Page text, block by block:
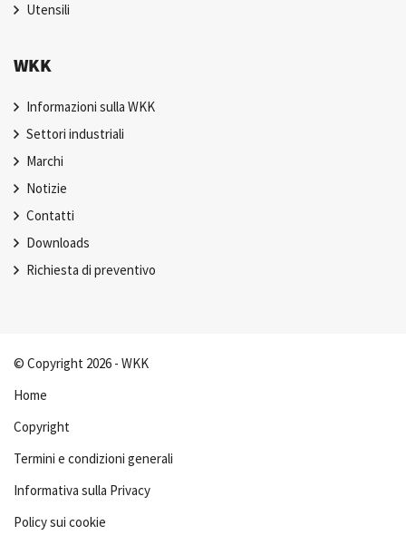
Utensili
WKK
Informazioni sulla WKK
Settori industriali
Marchi
Notizie
Contatti
Downloads
Richiesta di preventivo
© Copyright 2026 - WKK
Home
Copyright
Termini e condizioni generali
Informativa sulla Privacy
Policy sui cookie